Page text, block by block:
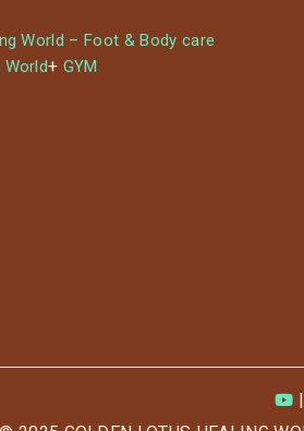
World – Foot & Body care
World+ GYM
|